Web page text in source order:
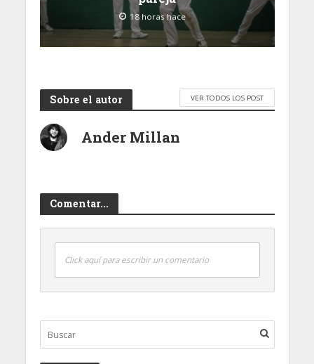
18 horas hace
Sobre el autor VER TODOS LOS POST
Ander Millan
Comentar...
Click aquí para escribir un comentario